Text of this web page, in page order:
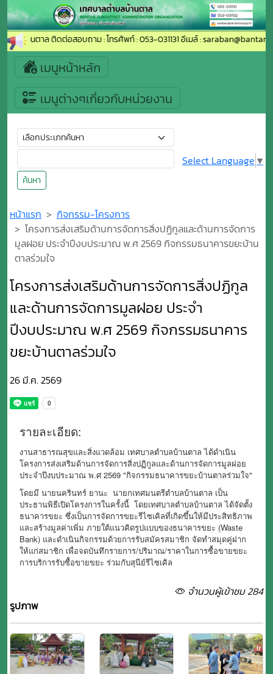
บ้านตาล ติดต่อสอบถาม : โทรศัพท์ : 053-031131 อีเมล์ :
เมนูหน้าหลัก
เมนูต่างๆเกี่ยวกับหน่วยงาน
ค้นหา
Select Language ▼
หน้าแรก
กิจกรรม-โครงการ
โครงการส่งเสริมด้านการจัดการสิ่งปฏิกูลและด้านการจัดการ
มูลฝอย ประจำปีงบประมาณ พ.ศ 2569 กิจกรรมธนาคารขยะบ้าน
ตาลร่วมใจ
โครงการส่งเสริมด้านการจัดการสิ่งปฏิกูล
และด้านการจัดการมูลฝอย ประจำ
ปีงบประมาณ พ.ศ 2569 กิจกรรมธนาคาร
ขยะบ้านตาลร่วมใจ
26 มี.ค. 2569
รายละเอียด:
งานสาธารณสุขและสิ่งแวดล้อม เทศบาลตำบลบ้านตาล ได้ดำเนิน
โครงการส่งเสริมด้านการจัดการสิ่งปฏิกูลและด้านการจัดการมูลฝอย
ประจำปีงบประมาณ พ.ศ 2569 "กิจกรรมธนาคารขยะบ้านตาลร่วมใจ"
โดยมี นายนครินทร์ ยานะ นายกเทศมนตรีตำบลบ้านตาล เป็น
ประธานพิธีเปิดโครงการในครั้งนี้ โดยเทศบาลตำบลบ้านตาล ได้จัดตั้ง
ธนาคารขยะ ซึ่งเป็นการจัดการขยะรีไซเคิลที่เกิดขึ้นให้มีประสิทธิภาพ
และสร้างมูลค่าเพิ่ม ภายใต้แนวคิดรูปแบบของธนาคารขยะ (Waste
Bank) และดำเนินกิจกรรมด้วยการรับสมัครสมาชิก จัดทำสมุดคู่ฝาก
ให้แก่สมาชิก เพื่อจดบันทึกรายการ/ปริมาณ/ราคาในการซื้อขายขยะ
การบริการรับซื้อขายขยะ ร่วมกับสุนีย์รีไซเคิล
จำนวนผู้เข้าชม 284
รูปภาพ